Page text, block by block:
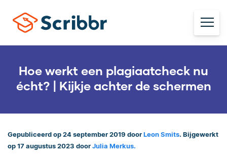
Hoe werkt een plagiaatcheck nu
écht? | Kijkje achter de schermen
Gepubliceerd op 24 september 2019 door Leon Smits. Bijgewerkt
op 17 augustus 2023 door Julia Merkus.